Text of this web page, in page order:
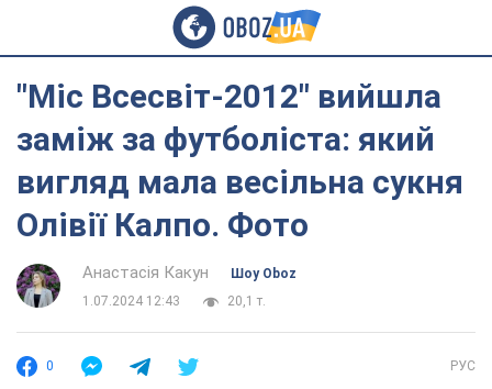
"Міс Всесвіт-2012" вийшла
заміж за футболіста: який
вигляд мала весільна сукня
Олівії Калпо. Фото
Анастасія Какун
Шоу Oboz
1.07.2024 12:43
20,1 т.
0 РУС